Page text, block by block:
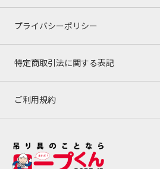
プライバシーポリシー
特定商取引法に関する表記
ご利用規約